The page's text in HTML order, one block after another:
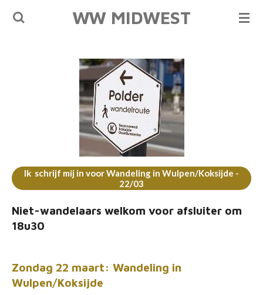
Ga
WW MIDWEST
Ik schrijf mij in voor Wandeling in Wulpen/Koksijde -
22/03
Niet-wandelaars welkom voor afsluiter om
18u30
Zondag 22 maart: Wandeling in
Wulpen/Koksijde